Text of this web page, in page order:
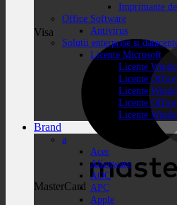
Visa
MasterCard
Imprimante
Office Software
Antivirus
Solutii enterprise si
Licente Microsoft
Licente
Licente
Licente
Licente
Licente
Brand
a
Acer
Alienware
AOC
APC
Apple